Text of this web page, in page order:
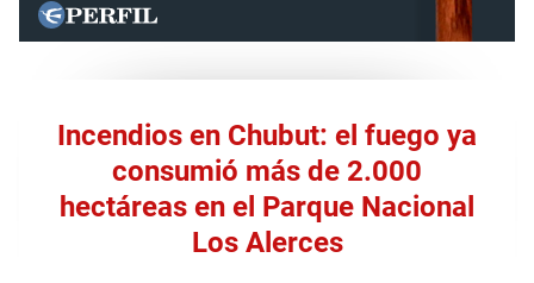
Incendios en Chubut: el fuego ya
consumió más de 2.000
hectáreas en el Parque Nacional
Los Alerces